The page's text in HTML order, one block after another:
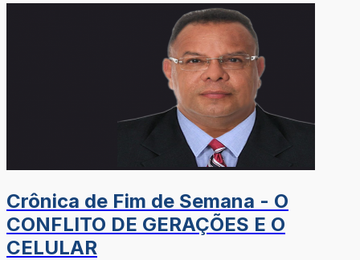
Crônica de Fim de Semana - O
CONFLITO DE GERAÇÕES E O
CELULAR